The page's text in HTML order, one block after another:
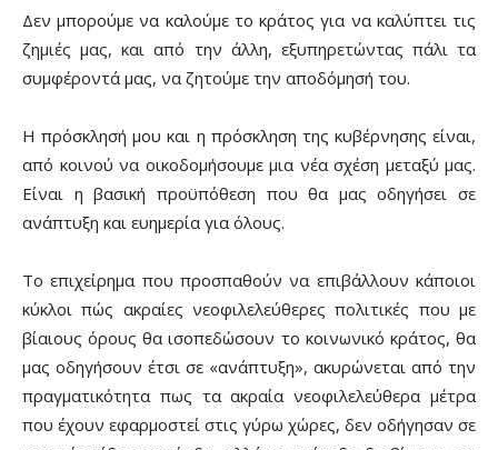
Δεν μπορούμε να καλούμε το κράτος για να καλύπτει τις
ζημιές μας, και από την άλλη, εξυπηρετώντας πάλι τα
συμφέροντά μας, να ζητούμε την αποδόμησή του.
Η πρόσκλησή μου και η πρόσκληση της κυβέρνησης είναι,
από κοινού να οικοδομήσουμε μια νέα σχέση μεταξύ μας.
Είναι η βασική προϋπόθεση που θα μας οδηγήσει σε
ανάπτυξη και ευημερία για όλους.
Το επιχείρημα που προσπαθούν να επιβάλλουν κάποιοι
κύκλοι πώς ακραίες νεοφιλελεύθερες πολιτικές που με
βίαιους όρους θα ισοπεδώσουν το κοινωνικό κράτος, θα
μας οδηγήσουν έτσι σε «ανάπτυξη», ακυρώνεται από την
πραγματικότητα πως τα ακραία νεοφιλελεύθερα μέτρα
που έχουν εφαρμοστεί στις γύρω χώρες, δεν οδήγησαν σε